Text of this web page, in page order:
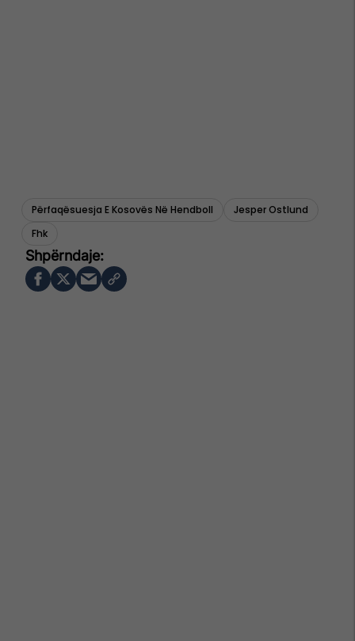
Përfaqësuesja E Kosovës Në Hendboll
Jesper Ostlund
Fhk